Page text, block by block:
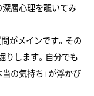
深層心理を覗いてみ
がメインです。その
りします。自分でも
の気持ち」が浮かび